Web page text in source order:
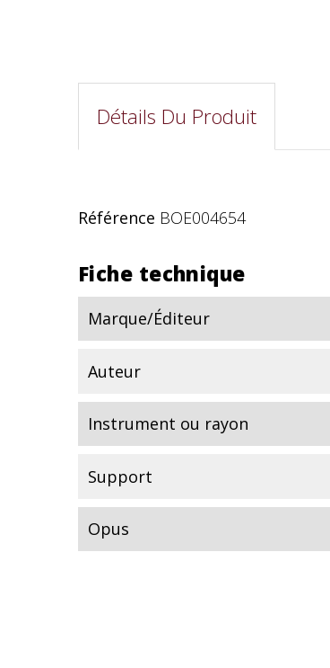
Détails Du Produit
Référence BOE004654
Fiche technique
Marque/Éditeur
Auteur
Instrument ou rayon
Support
Opus